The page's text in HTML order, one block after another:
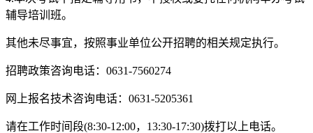
辅导培训班。
其他未尽事宜，按照事业单位公开招聘的相关规定执行。
招聘政策咨询电话：0631-7560274
网上报名技术咨询电话：0631-5205361
请在工作时间段(8:30-12:00，13:30-17:30)拨打以上电话。